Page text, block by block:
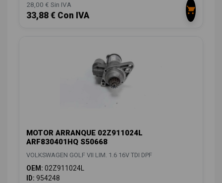
28,00 € Sin IVA
33,88 € Con IVA
MOTOR ARRANQUE 02Z911024L
ARF830401HQ S50668
VOLKSWAGEN GOLF VII LIM. 1.6 16V TDI DPF
OEM: 02Z911024L
ID: 954248